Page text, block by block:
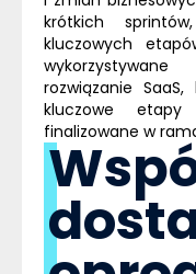
krótkich
kluczowych
rozwiązanie SaaS,
kluczowe
finalizowane w